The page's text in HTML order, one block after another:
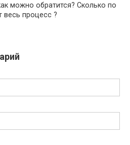
можно обратится? Сколько по
весь процесс ?